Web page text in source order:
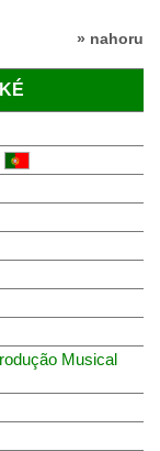
» nahoru
Musical